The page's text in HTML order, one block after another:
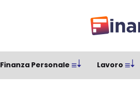
Finanza Personale Lavoro